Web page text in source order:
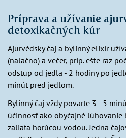
Príprava a užívanie
detoxikačných kúr
Ajurvédsky čaj a bylinný elixír
(nalačno) a večer, príp. ešte raz
odstup od jedla - 2 hodiny po
minút pred jedlom.
Bylinný čaj vždy povarte 3 - 5
účinnosť ako obyčajné lúhovanie
zaliata horúcou vodou. Jedna